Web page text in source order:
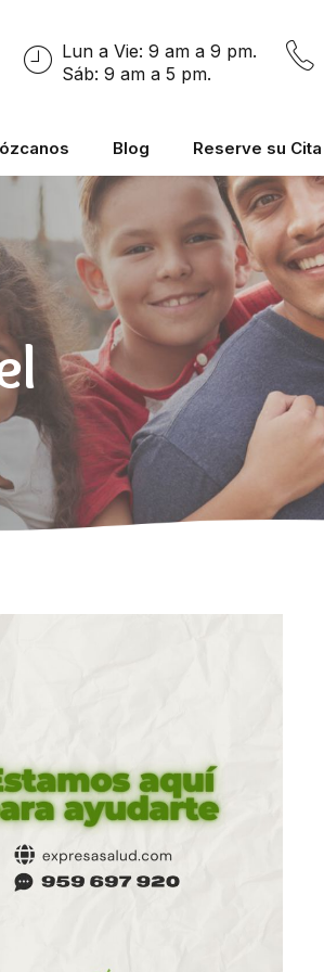
Lun a Vie: 9 am a 9 pm.
Sáb: 9 am a 5 pm.
Blog Reserve su Cita